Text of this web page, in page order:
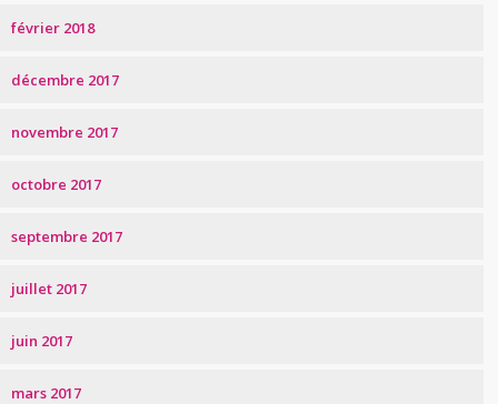
février 2018
décembre 2017
novembre 2017
octobre 2017
septembre 2017
juillet 2017
juin 2017
mars 2017